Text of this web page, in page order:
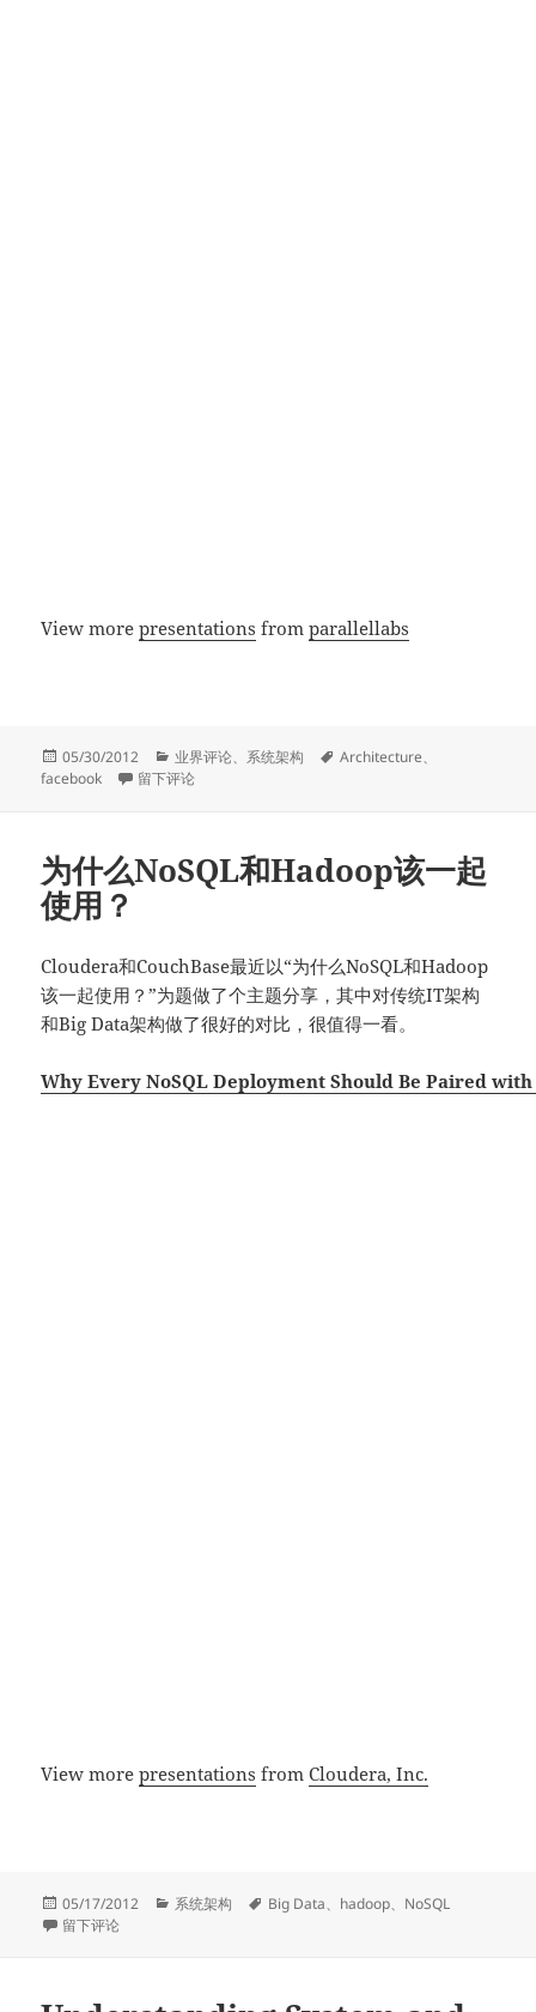
View morepresentations fromparallellabs
发
布
05/30/2012
分
类
业界评论、 系统架构
标
Architecture、
facebook
于Facebook技术分享: Social Networking at Scale
留下评论
为什么NoSQL和Hadoop该一起
使用？
Cloudera和CouchBase最近以“为什么NoSQL和Hadoop
该一起使用？”为题做了个主题分享，其中对传统IT架构
和Big Data架构做了很好的对比，很值得一看。
Why Every NoSQL Deployment Should Be Paired
View morepresentations fromCloudera, Inc.
发
布
05/17/2012
分
系统架构
标
Big Data、 hadoop、 NoSQL
于为什么NoSQL和Hadoop该一起使用？
留下评论